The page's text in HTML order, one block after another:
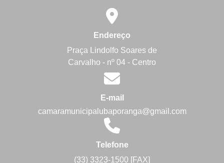
Endereço
Praça Lindolfo Soares de
Carvalho - nº 04 - Centro
E-mail
camaramunicipalubaporanga@gmail.com
Telefone
(33) 3323-1500 [FAX]